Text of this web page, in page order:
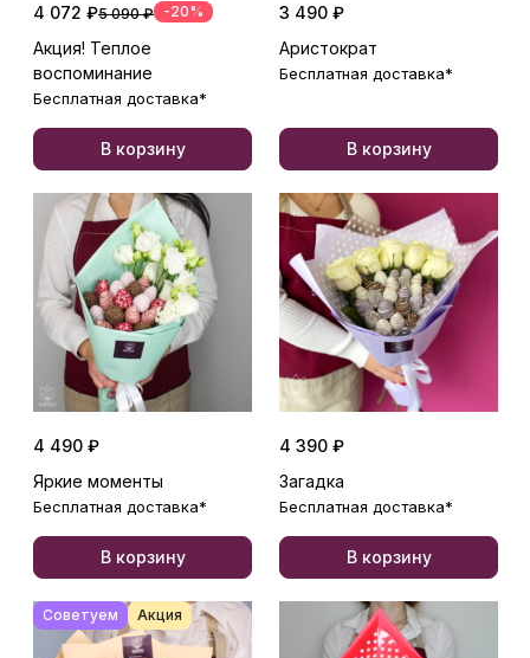
4 072 ₽5 090 ₽ -20%
Акция! Теплое
воспоминание
Бесплатная доставка*
В корзину
3 490 ₽
Аристократ
Бесплатная доставка*
В корзину
4 490 ₽
Яркие моменты
Бесплатная доставка*
В корзину
4 390 ₽
Загадка
Бесплатная доставка*
В корзину
Советуем Акция